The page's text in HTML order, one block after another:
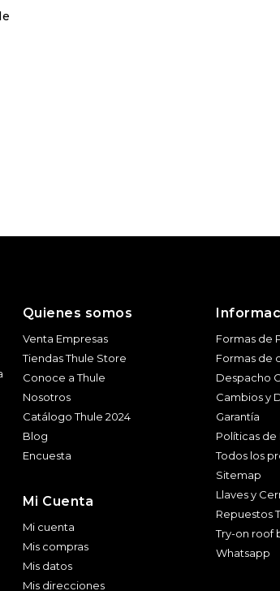
Quienes somos
Venta Empresas
Tiendas Thule Store
Conoce a Thule
Nosotros
Catálogo Thule 2024
Blog
Encuesta
Mi Cuenta
Mi cuenta
Mis compras
Mis datos
Mis direcciones
Formas de
Formas de
Despacho
Cambios y
Garantía
Políticas de
Todos los
Sitemap
Llaves y
Repuestos
Try-on roof
Whatsapp